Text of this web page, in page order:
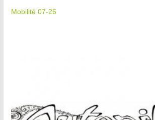
Mobilité 07-26